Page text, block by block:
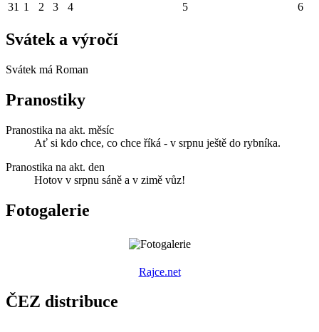
31 1 2 3 4 5 6
Svátek a výročí
Svátek má Roman
Pranostiky
Pranostika na akt. měsíc
Ať si kdo chce, co chce říká - v srpnu ještě do rybníka.
Pranostika na akt. den
Hotov v srpnu sáně a v zimě vůz!
Fotogalerie
Rajce.net
ČEZ distribuce